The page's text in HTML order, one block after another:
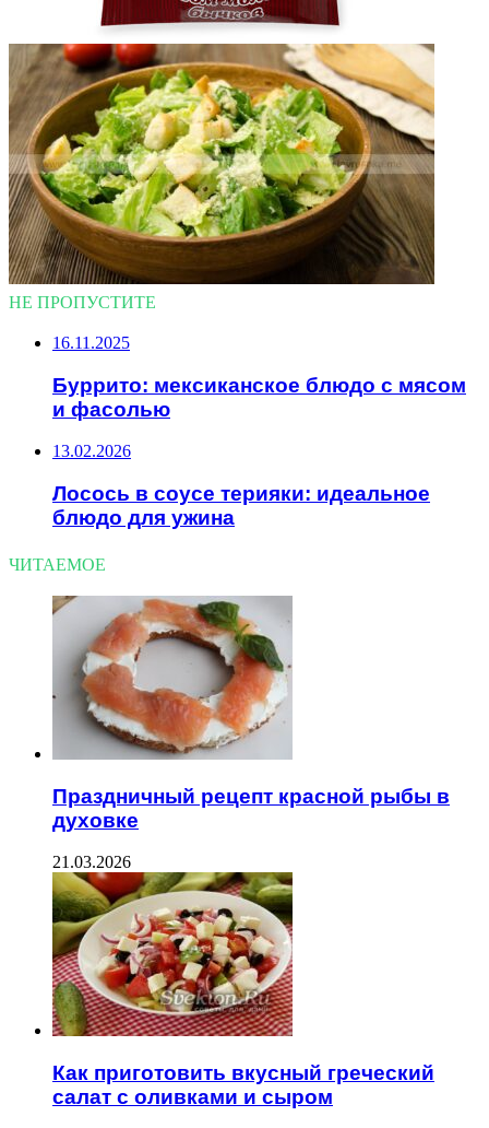
НЕ ПРОПУСТИТЕ
16.11.2025
Буррито: мексиканское блюдо с мясом
и фасолью
13.02.2026
Лосось в соусе терияки: идеальное
блюдо для ужина
ЧИТАЕМОЕ
Праздничный рецепт красной рыбы в
духовке
21.03.2026
Как приготовить вкусный греческий
салат с оливками и сыром